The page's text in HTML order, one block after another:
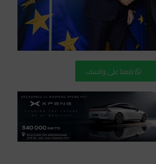
تابعنا على واتساب